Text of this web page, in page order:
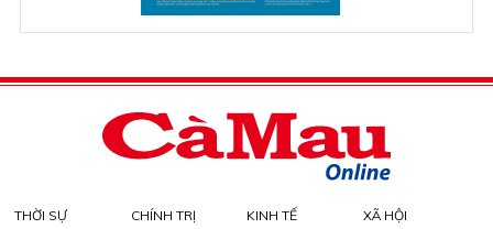
THỜI SỰ CHÍNH TRỊ KINH TẾ XÃ HỘI